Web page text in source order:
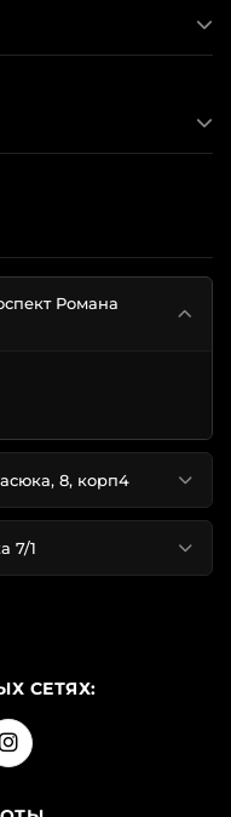
Романа
8, корп4
7/1
СЕТЯХ: